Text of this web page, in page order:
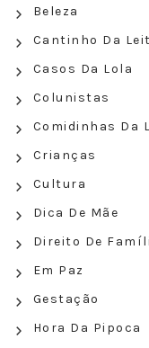
Beleza
Cantinho Da
Casos Da Lola
Colunistas
Comidinhas Da
Crianças
Cultura
Dica De Mãe
Direito De
Em Paz
Gestação
Hora Da Pipoca